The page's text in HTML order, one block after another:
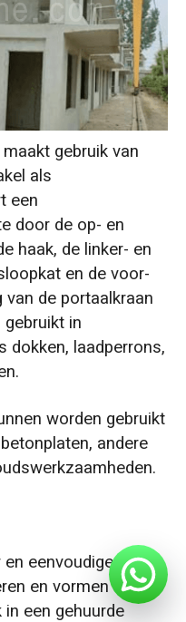
gebruik van
als
een
door de op- en
haak, de linker- en
en de voor-
de portaalkraan
in
dokken, laadperrons,
worden gebruikt
andere
eenvoudiger te
en vormen een
een gehuurde